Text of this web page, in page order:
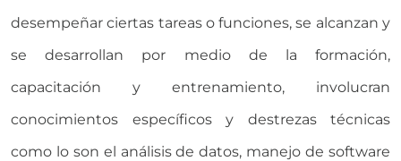
desempeñar ciertas tareas o funciones, se alcanzan y
se desarrollan por medio de la formación,
capacitación y entrenamiento, involucran
conocimientos específicos y destrezas técnicas
como lo son el análisis de datos, manejo de software